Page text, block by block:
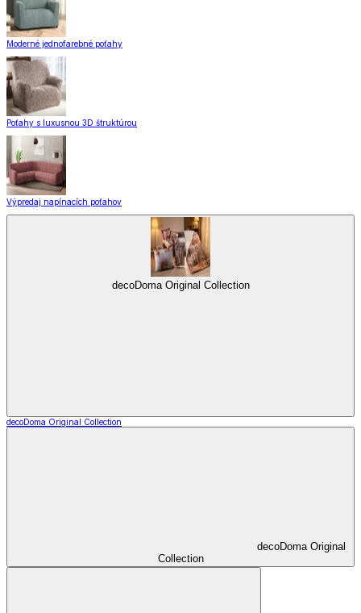
Moderné jednofarebné poťahy
Poťahy s luxusnou 3D štruktúrou
Výpredaj napínacích poťahov
decoDoma Original Collection
decoDoma Original Collection
decoDoma Original
Collection